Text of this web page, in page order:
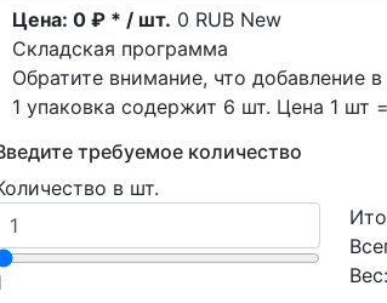
Цена: 0 ₽ * / шт. 0 RUB New
Складская программа
Обратите внимание, что добавление
1 упаковка содержит 6 шт. Цена 1 шт
требуемое количество
в шт.
Вес: